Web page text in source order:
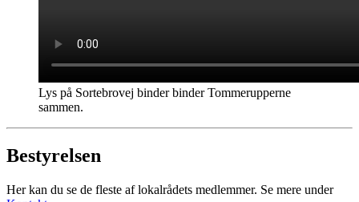
Lys på Sortebrovej binder binder Tommerupperne
sammen.
Bestyrelsen
Her kan du se de fleste af lokalrådets medlemmer. Se mere under